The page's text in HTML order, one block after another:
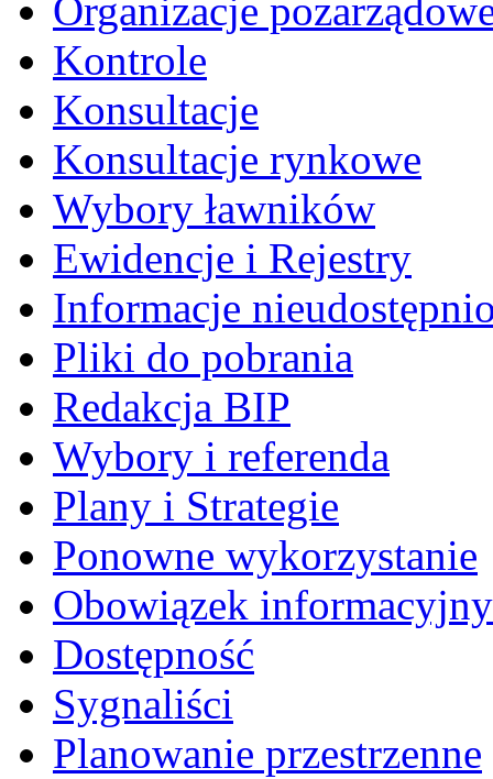
Organizacje
Kontrole
Konsultacje
Konsultacje rynkowe
Wybory ławników
Ewidencje i Rejestry
Informacje
Pliki do pobrania
Redakcja BIP
Wybory i referenda
Plany i Strategie
Ponowne wykorzystanie
Obowiązek informacyjny
Dostępność
Sygnaliści
Planowanie przestrzenne